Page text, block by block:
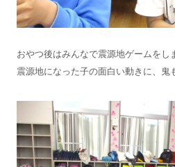
おやつ後はみんなで震源地ゲームをし
震源地になった子の面白い動きに、鬼